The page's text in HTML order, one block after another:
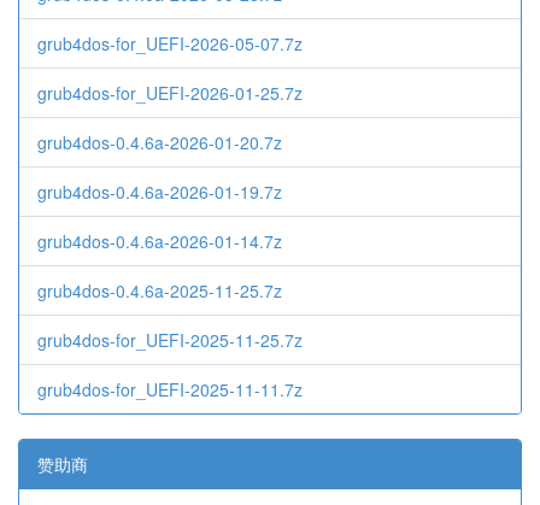
grub4dos-for_UEFI-2026-05-07.7z
grub4dos-for_UEFI-2026-01-25.7z
grub4dos-0.4.6a-2026-01-20.7z
grub4dos-0.4.6a-2026-01-19.7z
grub4dos-0.4.6a-2026-01-14.7z
grub4dos-0.4.6a-2025-11-25.7z
grub4dos-for_UEFI-2025-11-25.7z
grub4dos-for_UEFI-2025-11-11.7z
赞助商